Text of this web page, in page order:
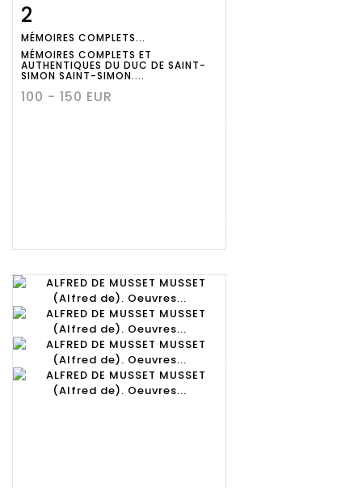
détaillée
2
MÉMOIRES COMPLETS...
MÉMOIRES COMPLETS ET
AUTHENTIQUES DU DUC DE SAINT-
SIMON SAINT-SIMON....
100 - 150 EUR